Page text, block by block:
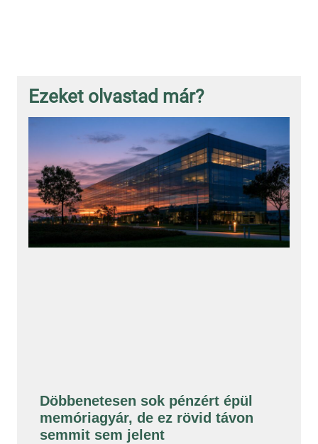
Ezeket olvastad már?
Döbbenetesen sok pénzért épül
memóriagyár, de ez rövid távon
semmit sem jelent